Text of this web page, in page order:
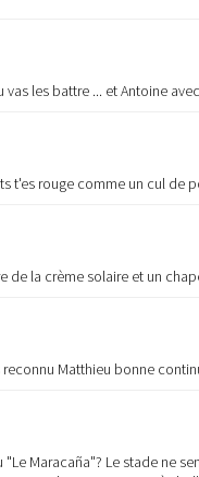
vas les battre ... et Antoine
t'es rouge comme un cul de
de la crème solaire et un
Matthieu bonne
Maracaña"? Le stade ne